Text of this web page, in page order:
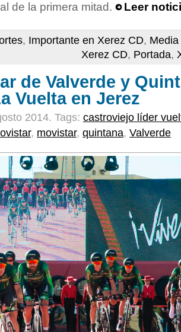
de la primera mitad.
Leer
, Importante en Xerez CD,
Xerez CD, Portada,
de Valverde y
Vuelta en Jerez
2014. Tags: castroviejo líder
, movistar, quintana, Valverde